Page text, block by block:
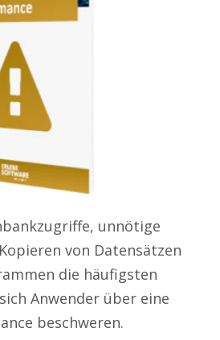
unnötige
von Datensätzen
die häufigsten
Anwender über eine
beschweren.